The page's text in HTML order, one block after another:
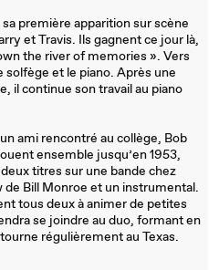
première apparition sur scène
et Travis. Ils gagnent ce jour là,
the river of memories ». Vers
solfège et le piano. Après une
il continue son travail au piano
ami rencontré au collège, Bob
ensemble jusqu’en 1953,
titres sur une bande chez
Bill Monroe et un instrumental.
tous deux à animer de petites
se joindre au duo, formant en
régulièrement au Texas.